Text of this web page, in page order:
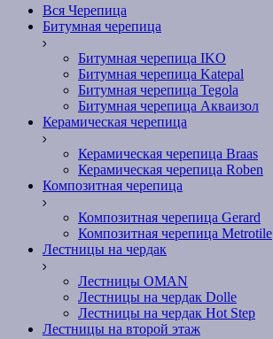
Вся Черепица
Битумная черепица
Битумная черепица IKO
Битумная черепица Katepal
Битумная черепица Tegola
Битумная черепица Акваизол
Керамическая черепица
Керамическая черепица Braas
Керамическая черепица Roben
Композитная черепица
Композитная черепица Gerard
Композитная черепица Metrotile
Лестницы на чердак
Лестницы OMAN
Лестницы на чердак Dolle
Лестницы на чердак Hot Step
Лестницы на второй этаж